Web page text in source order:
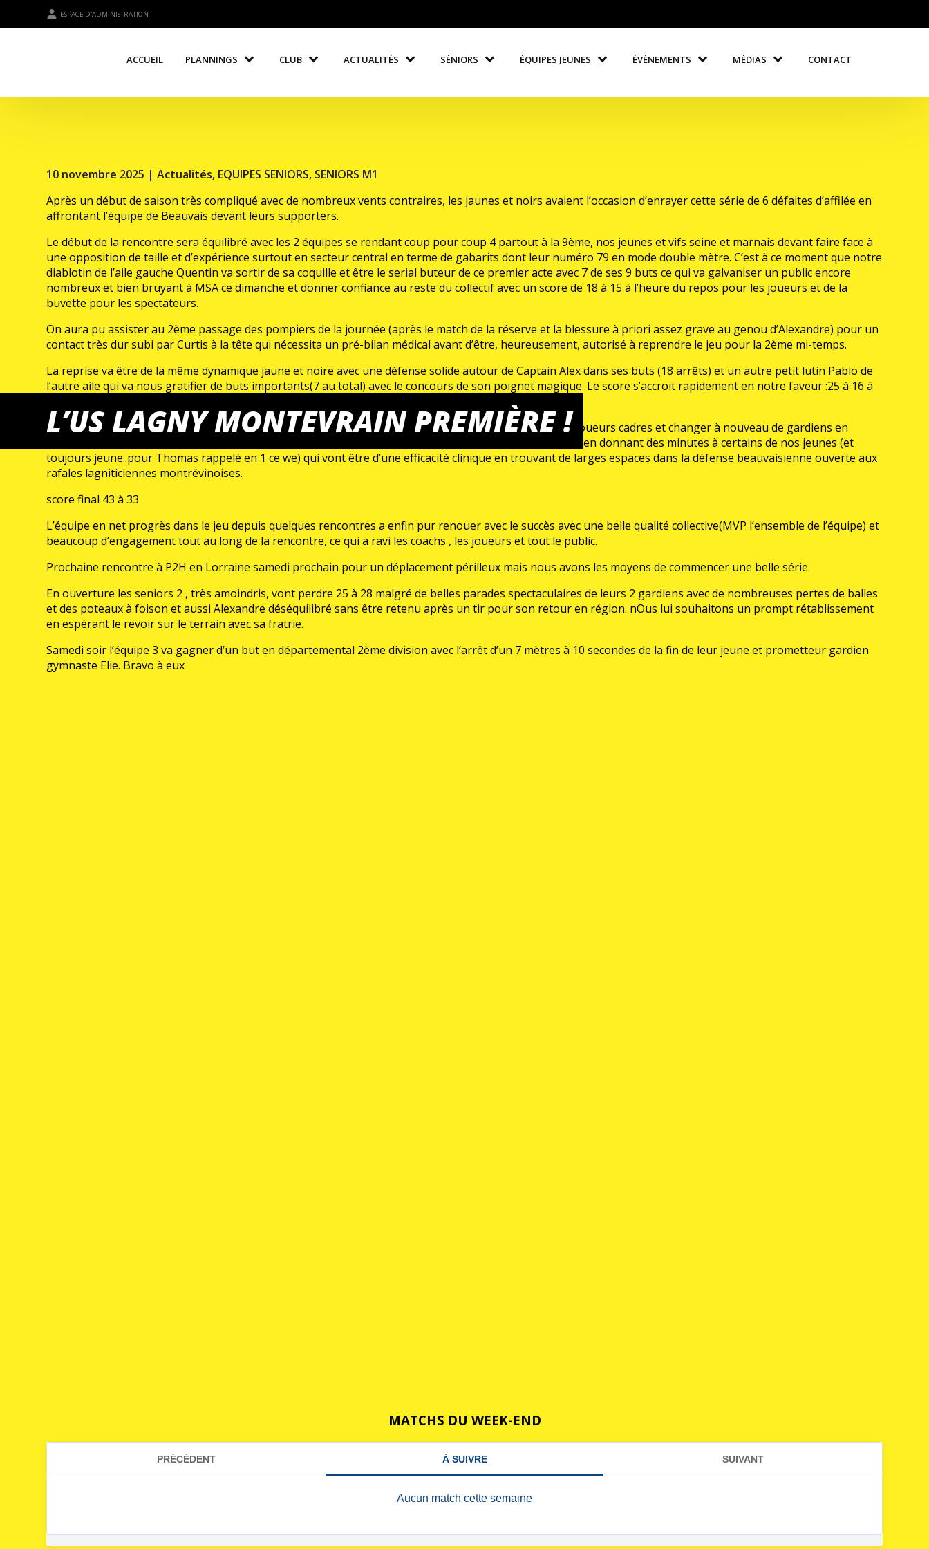
ESPACE D'ADMINISTRATION
ACCUEIL PLANNINGS CLUB ACTUALITÉS SÉNIORS ÉQUIPES JEUNES ÉVÉNEMENTS MÉDIAS CONTACT
L’US LAGNY MONTEVRAIN PREMIÈRE !
10 novembre 2025 |Actualités, EQUIPES SENIORS, SENIORS M1
Après un début de saison très compliqué avec de nombreux vents contraires, les jaunes et noirs avaient l’occasion d’enrayer cette série de 6 défaites d’affilée en
affrontant l’équipe de Beauvais devant leurs supporters.
Le début de la rencontre sera équilibré avec les 2 équipes se rendant coup pour coup 4 partout à la 9ème, nos jeunes et vifs seine et marnais devant faire face à
une opposition de taille et d’expérience surtout en secteur central en terme de gabarits dont leur numéro 79 en mode double mètre. C’est à ce moment que notre
diablotin de l’aile gauche Quentin va sortir de sa coquille et être le serial buteur de ce premier acte avec 7 de ses 9 buts ce qui va galvaniser un public encore
nombreux et bien bruyant à MSA ce dimanche et donner confiance au reste du collectif avec un score de 18 à 15 à l’heure du repos pour les joueurs et de la
buvette pour les spectateurs.
On aura pu assister au 2ème passage des pompiers de la journée (après le match de la réserve et la blessure à priori assez grave au genou d’Alexandre) pour un
contact très dur subi par Curtis à la tête qui nécessita un pré-bilan médical avant d’être, heureusement, autorisé à reprendre le jeu pour la 2ème mi-temps.
La reprise va être de la même dynamique jaune et noire avec une défense solide autour de Captain Alex dans ses buts (18 arrêts) et un autre petit lutin Pablo de
l’autre aile qui va nous gratifier de buts importants(7 au total) avec le concours de son poignet magique. Le score s’accroit rapidement en notre faveur :25 à 16 à
Il reste du temps avant la fin de la rencontre surtout que le coach adverse va placer des stricts sur nos joueurs cadres et changer à nouveau de gardiens en
moindre réussite de leur côté. Coach Guillaume va faire tourner sagement et pertinemment son effectif en donnant des minutes à certains de nos jeunes (et
toujours jeune..pour Thomas rappelé en 1 ce we) qui vont être d’une efficacité clinique en trouvant de larges espaces dans la défense beauvaisienne ouverte aux
rafales lagniticiennes montrévinoises.
score final 43 à 33
L’équipe en net progrès dans le jeu depuis quelques rencontres a enfin pur renouer avec le succès avec une belle qualité collective(MVP l’ensemble de l’équipe) et
beaucoup d’engagement tout au long de la rencontre, ce qui a ravi les coachs , les joueurs et tout le public.
Prochaine rencontre à P2H en Lorraine samedi prochain pour un déplacement périlleux mais nous avons les moyens de commencer une belle série.
En ouverture les seniors 2 , très amoindris, vont perdre 25 à 28 malgré de belles parades spectaculaires de leurs 2 gardiens avec de nombreuses pertes de balles
et des poteaux à foison et aussi Alexandre déséquilibré sans être retenu après un tir pour son retour en région. nOus lui souhaitons un prompt rétablissement
en espérant le revoir sur le terrain avec sa fratrie.
Samedi soir l’équipe 3 va gagner d’un but en départemental 2ème division avec l’arrêt d’un 7 mètres à 10 secondes de la fin de leur jeune et prometteur gardien
gymnaste Elie. Bravo à eux
MATCHS DU WEEK-END